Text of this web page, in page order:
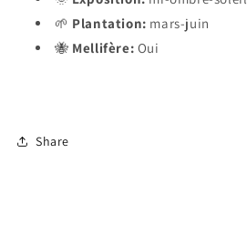
🌱 Plantation: mars-juin
🐝 Mellifère: Oui
Share